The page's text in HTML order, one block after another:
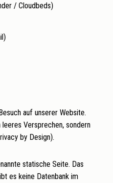
/ Cloudbeds)
auf unserer Website.
Versprechen, sondern
by Design).
statische Seite. Das
es keine Datenbank im